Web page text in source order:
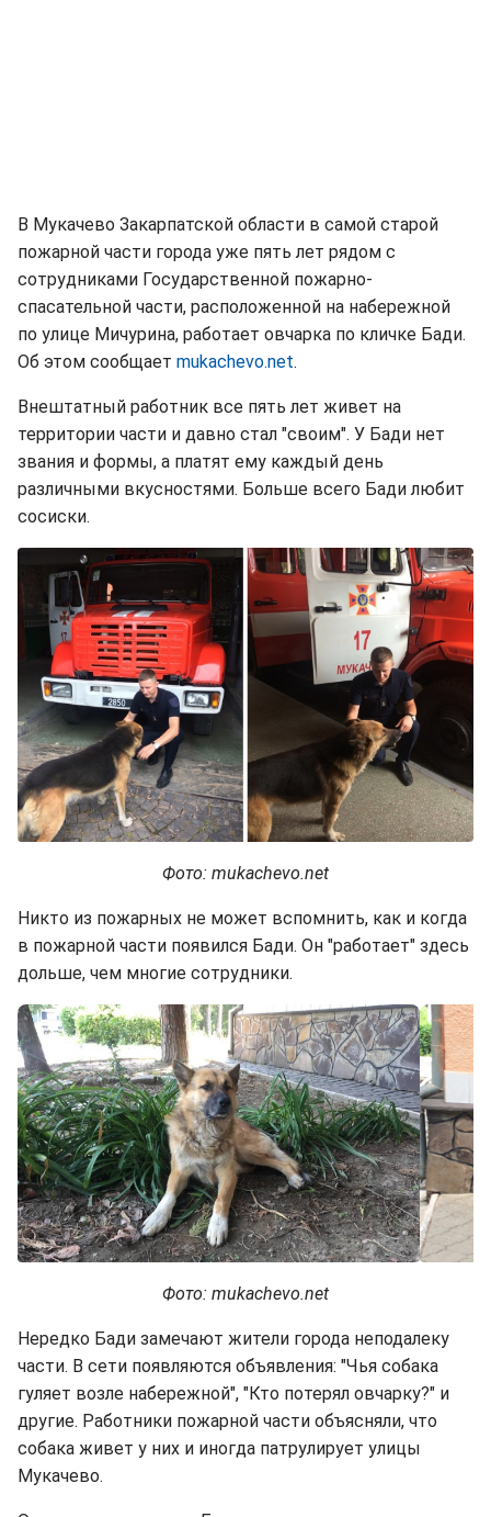
В Мукачево Закарпатской области в самой старой
пожарной части города уже пять лет рядом с
сотрудниками Государственной пожарно-
спасательной части, расположенной на набережной
по улице Мичурина, работает овчарка по кличке Бади.
Об этом сообщает mukachevo.net.
Внештатный работник все пять лет живет на
территории части и давно стал "своим". У Бади нет
звания и формы, а платят ему каждый день
различными вкусностями. Больше всего Бади любит
сосиски.
Фото: mukachevo.net
Никто из пожарных не может вспомнить, как и когда
в пожарной части появился Бади. Он "работает" здесь
дольше, чем многие сотрудники.
Фото: mukachevo.net
Нередко Бади замечают жители города неподалеку
части. В сети появляются объявления: "Чья собака
гуляет возле набережной", "Кто потерял овчарку?" и
другие. Работники пожарной части объясняли, что
собака живет у них и иногда патрулирует улицы
Мукачево.